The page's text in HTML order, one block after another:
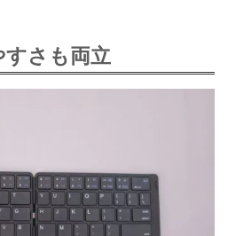
すさも両立